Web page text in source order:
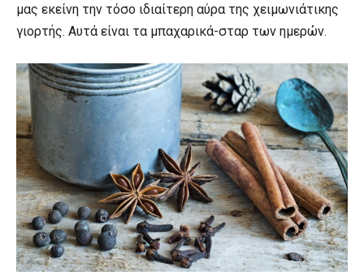
μας εκείνη την τόσο ιδιαίτερη αύρα της χειμωνιάτικης
γιορτής. Αυτά είναι τα μπαχαρικά-σταρ των ημερών.